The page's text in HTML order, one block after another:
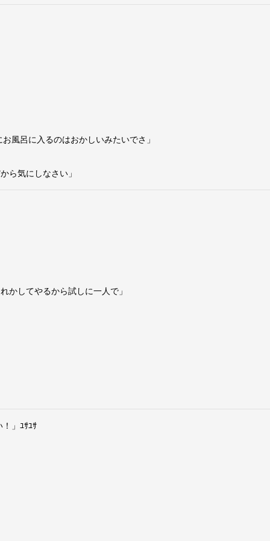
風呂に入るのはおかしいみたいでさ」
ら気にしなさい」
かしてやるから試しに一人で」
」ﾕｻﾕｻ